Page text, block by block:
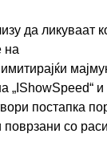
да ликуваат
на
и
постапка
со